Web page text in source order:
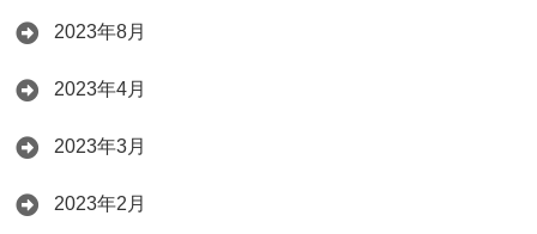
2023年8月
2023年4月
2023年3月
2023年2月